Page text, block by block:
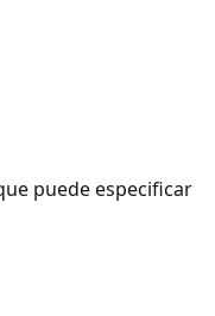
puede especificar